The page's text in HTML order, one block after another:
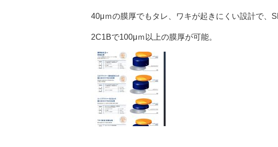
40μｍの膜厚でもタレ、ワキが起きにくい設計で、
2C1Bで100μｍ以上の膜厚が可能。